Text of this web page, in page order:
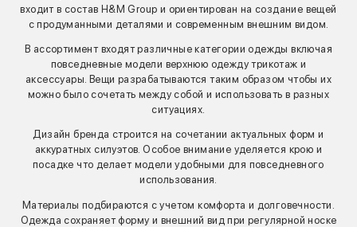
входит в состав H&M Group и ориентирован на создание вещей
с продуманными деталями и современным внешним видом.
В ассортимент входят различные категории одежды включая
повседневные модели верхнюю одежду трикотаж и
аксессуары. Вещи разрабатываются таким образом чтобы их
можно было сочетать между собой и использовать в разных
ситуациях.
Дизайн бренда строится на сочетании актуальных форм и
аккуратных силуэтов. Особое внимание уделяется крою и
посадке что делает модели удобными для повседневного
использования.
Материалы подбираются с учетом комфорта и долговечности.
Одежда сохраняет форму и внешний вид при регулярной носке